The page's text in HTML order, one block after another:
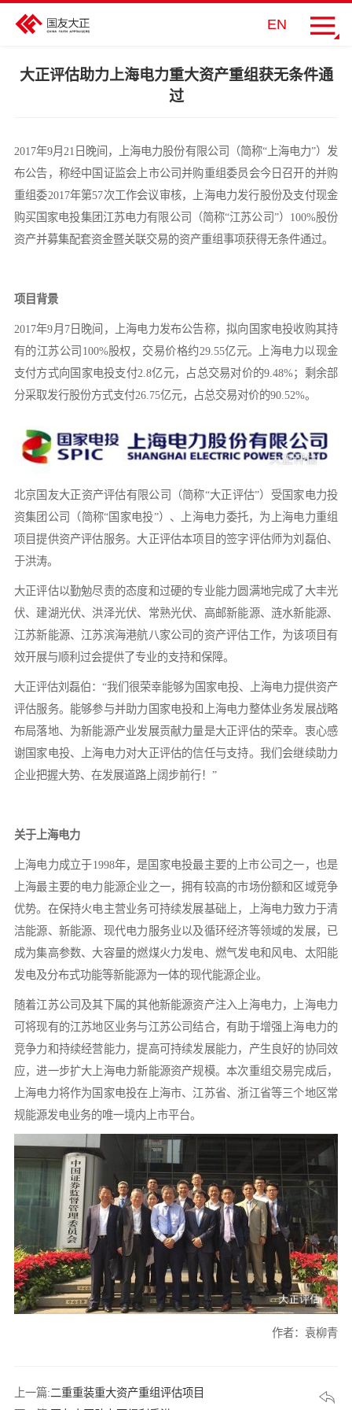
EN
大正评估助力上海电力重大资产重组获无条件通
过
2017年9月21日晚间，上海电力股份有限公司（简称“上海电力”）发
布公告，称经中国证监会上市公司并购重组委员会今日召开的并购
重组委2017年第57次工作会议审核，上海电力发行股份及支付现金
购买国家电投集团江苏电力有限公司（简称“江苏公司”）100%股份
资产并募集配套资金暨关联交易的资产重组事项获得无条件通过。
项目背景
2017年9月7日晚间，上海电力发布公告称，拟向国家电投收购其持
有的江苏公司100%股权，交易价格约29.55亿元。上海电力以现金
支付方式向国家电投支付2.8亿元，占总交易对价的9.48%；剩余部
分采取发行股份方式支付26.75亿元，占总交易对价的90.52%。
北京国友大正资产评估有限公司（简称“大正评估”）受国家电力投
资集团公司（简称“国家电投”）、上海电力委托，为上海电力重组
项目提供资产评估服务。大正评估本项目的签字评估师为刘磊伯、
于洪涛。
大正评估以勤勉尽责的态度和过硬的专业能力圆满地完成了大丰光
伏、建湖光伏、洪泽光伏、常熟光伏、高邮新能源、涟水新能源、
江苏新能源、江苏滨海港航八家公司的资产评估工作，为该项目有
效开展与顺利过会提供了专业的支持和保障。
大正评估刘磊伯：“我们很荣幸能够为国家电投、上海电力提供资产
评估服务。能够参与并助力国家电投和上海电力整体业务发展战略
布局落地、为新能源产业发展贡献力量是大正评估的荣幸。衷心感
谢国家电投、上海电力对大正评估的信任与支持。我们会继续助力
企业把握大势、在发展道路上阔步前行！”
关于上海电力
上海电力成立于1998年，是国家电投最主要的上市公司之一，也是
上海最主要的电力能源企业之一，拥有较高的市场份额和区域竞争
优势。在保持火电主营业务可持续发展基础上，上海电力致力于清
洁能源、新能源、现代电力服务业以及循环经济等领域的发展，已
成为集高参数、大容量的燃煤火力发电、燃气发电和风电、太阳能
发电及分布式功能等新能源为一体的现代能源企业。
随着江苏公司及其下属的其他新能源资产注入上海电力，上海电力
可将现有的江苏地区业务与江苏公司结合，有助于增强上海电力的
竞争力和持续经营能力，提高可持续发展能力，产生良好的协同效
应，进一步扩大上海电力新能源资产规模。本次重组交易完成后，
上海电力将作为国家电投在上海市、江苏省、浙江省等三个地区常
规能源发电业务的唯一境内上市平台。
作者：袁柳青
上一篇:二重重装重大资产重组评估项目